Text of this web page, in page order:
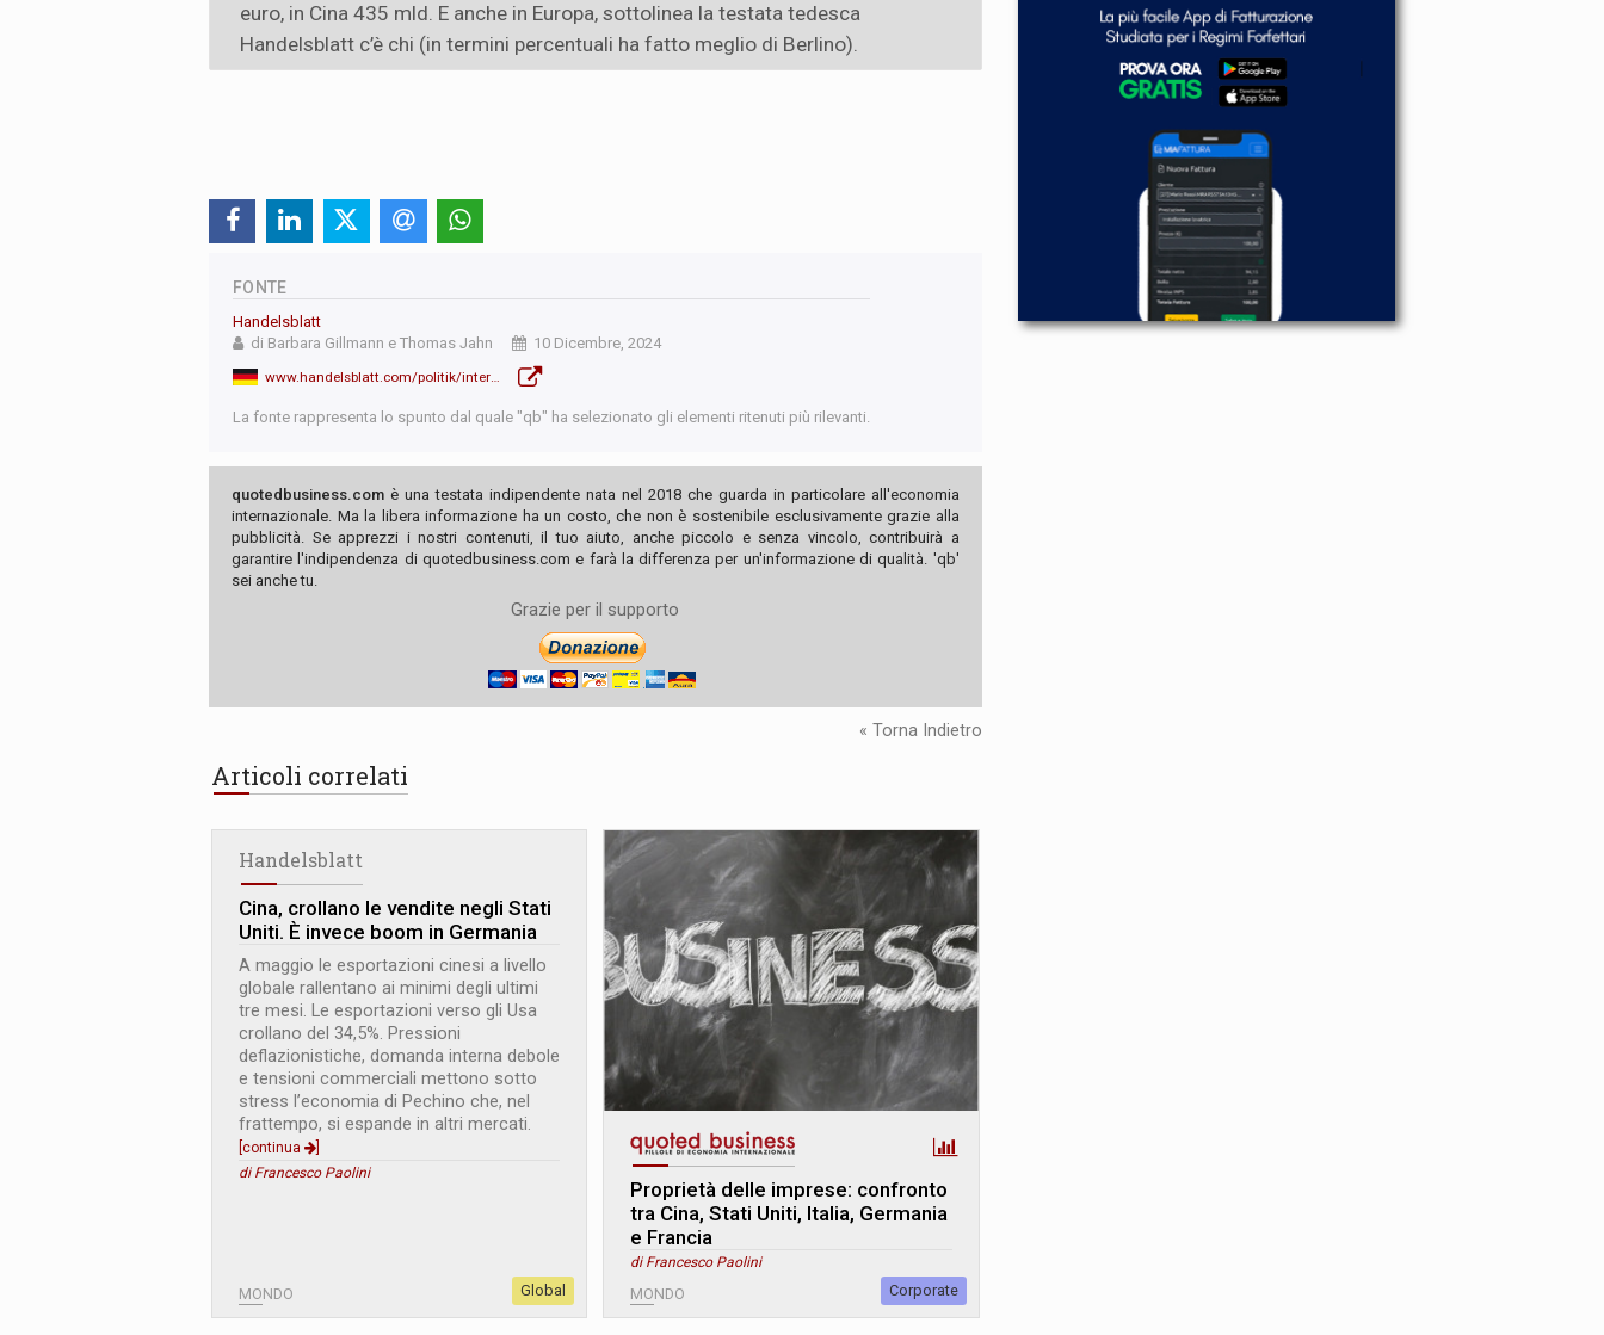
euro, in Cina 435 mld. E anche in Europa, sottolinea la testata tedesca
Handelsblatt c’è chi (in termini percentuali ha fatto meglio di Berlino).
FONTE
Handelsblatt
di Barbara Gillmann e Thomas Jahn
10 Dicembre, 2024
La fonte rappresenta lo spunto dal quale "qb" ha selezionato gli elementi ritenuti più rilevanti.
quotedbusiness.com è una testata indipendente nata nel 2018 che guarda in particolare all'economia
internazionale. Ma la libera informazione ha un costo, che non è sostenibile esclusivamente grazie alla
pubblicità. Se apprezzi i nostri contenuti, il tuo aiuto, anche piccolo e senza vincolo, contribuirà a
garantire l'indipendenza di quotedbusiness.com e farà la differenza per un'informazione di qualità. 'qb'
sei anche tu.
Grazie per il supporto
« Torna Indietro
Articoli correlati
Handelsblatt
Cina, crollano le vendite negli Stati
Uniti. È invece boom in Germania
A maggio le esportazioni cinesi a livello
globale rallentano ai minimi degli ultimi
tre mesi. Le esportazioni verso gli Usa
crollano del 34,5%. Pressioni
deflazionistiche, domanda interna debole
e tensioni commerciali mettono sotto
stress l’economia di Pechino che, nel
frattempo, si espande in altri mercati.
[continua
di Francesco Paolini
MONDO Global
Proprietà delle imprese: confronto
tra Cina, Stati Uniti, Italia, Germania
e Francia
di Francesco Paolini
MONDO Corporate